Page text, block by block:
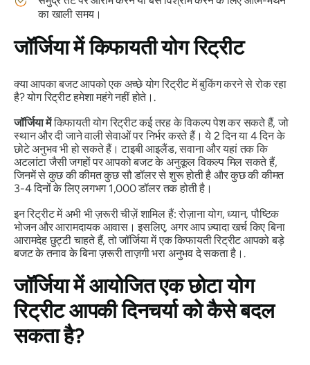
का खाली समय।
जॉर्जिया में किफायती योग रिट्रीट
क्या आपका बजट आपको एक अच्छे योग रिट्रीट में बुकिंग करने से रोक रहा
है? योग रिट्रीट हमेशा महंगे नहीं होते।.
जॉर्जिया मेंकिफायती योग रिट्रीट कई तरह के विकल्प पेश कर सकते हैं, जो
स्थान और दी जाने वाली सेवाओं पर निर्भर करते हैं। ये 2 दिन या 4 दिन के
छोटे अनुभव भी हो सकते हैं। टाइबी आइलैंड, सवाना और यहां तक ​​कि
अटलांटा जैसी जगहों पर आपको बजट के अनुकूल विकल्प मिल सकते हैं,
जिनमें से कुछ की कीमत कुछ सौ डॉलर से शुरू होती है और कुछ की कीमत
3-4 दिनों के लिए लगभग 1,000 डॉलर तक होती है।
इन रिट्रीट में अभी भी ज़रूरी चीज़ें शामिल हैं: रोज़ाना योग, ध्यान, पौष्टिक
भोजन और आरामदायक आवास। इसलिए, अगर आप ज़्यादा खर्च किए बिना
आरामदेह छुट्टी चाहते हैं, तो जॉर्जिया में एक किफायती रिट्रीट आपको बड़े
बजट के तनाव के बिना ज़रूरी ताज़गी भरा अनुभव दे सकता है।.
जॉर्जिया में आयोजित एक छोटा योग
रिट्रीट आपकी दिनचर्या को कैसे बदल
सकता है?